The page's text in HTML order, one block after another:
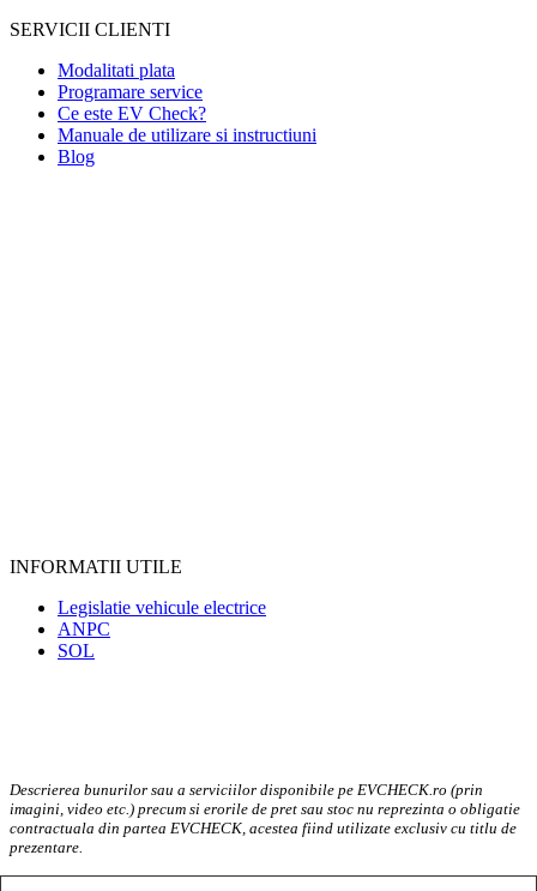
SERVICII CLIENTI
Modalitati plata
Programare service
Ce este EV Check?
Manuale de utilizare si instructiuni
Blog
INFORMATII UTILE
Legislatie vehicule electrice
ANPC
SOL
Descrierea bunurilor sau a serviciilor disponibile pe EVCHECK.ro (prin
imagini, video etc.) precum si erorile de pret sau stoc nu reprezinta o obligatie
contractuala din partea EVCHECK, acestea fiind utilizate exclusiv cu titlu de
prezentare.
EV Check @2023. Toate drepturile rezervate.